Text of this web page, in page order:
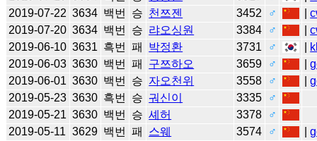
2019-07-22 3634 백번 승 천쯔젠 3452 ♂ |
2019-07-20 3634 백번 승 랴오싱원 3384 ♂ |
2019-06-10 3631 흑번 패 박정환 3731 ♂
2019-06-03 3630 백번 패 구쯔하오 3659 ♂ |
2019-06-01 3630 백번 승 자오천위 3558 ♂ |
2019-05-23 3630 흑번 승 궈신이 3335
♂
2019-05-21 3630 백번 승 셰허 3378
♂
2019-05-11 3629 백번 패 스웨 3574 ♂ |